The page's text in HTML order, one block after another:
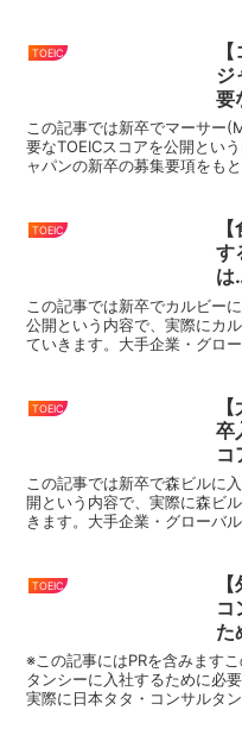
TOEIC
ジ
要
この記事では新卒でマーサー
要なTOEICスコアを公開とい
ャパンの新卒の募集要項をも
TOEIC
す
この記事では新卒でカルビー
公開という内容で、実際にカ
ていきます。大手企業・グロ
TOEIC
卒
この記事では新卒で森ビルに
開という内容で、実際に森ビ
きます。大手企業・グローバ
TOEIC
コ
た
※この記事にはPRを含みます
タンシーに入社するために必
実際に日本タタ・コンサルタ